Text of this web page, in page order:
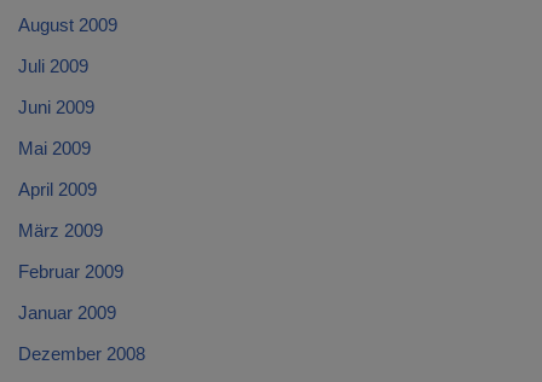
August 2009
Juli 2009
Juni 2009
Mai 2009
April 2009
März 2009
Februar 2009
Januar 2009
Dezember 2008